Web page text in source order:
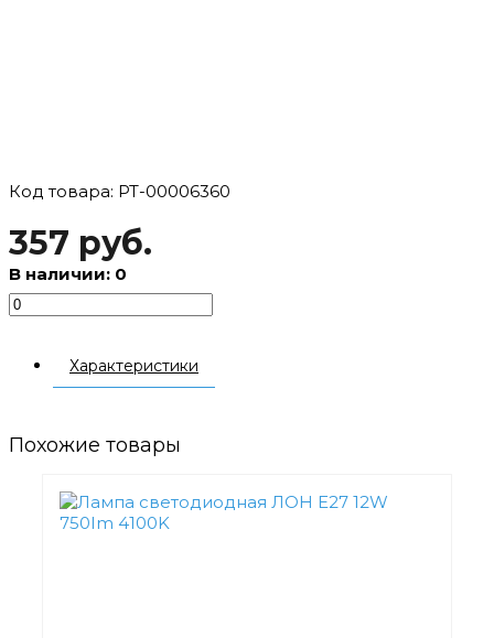
Код товара: РТ-00006360
357 руб.
В наличии: 0
Характеристики
Похожие товары